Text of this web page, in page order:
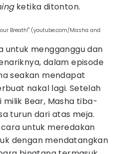
ketika ditonton.
Breath!" (youtube.com/Masha and
untuk mengganggu dan
dalam episode
seakan mendapat
nakal lagi. Setelah
Bear, Masha tiba-
turun dari atas meja.
untuk meredakan
dengan mendatangkan